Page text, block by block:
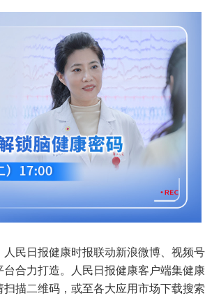
民日报健康时报联动新浪微博、视频
合力打造。人民日报健康客户端集健
描二维码，或至各大应用市场下载搜